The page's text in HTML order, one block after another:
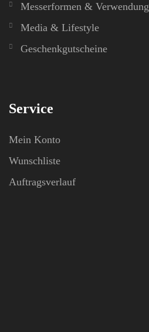
Messerformen & Verwendung
Media & Lifestyle
Geschenkgutscheine
Service
Mein Konto
Wunschliste
Auftragsverlauf